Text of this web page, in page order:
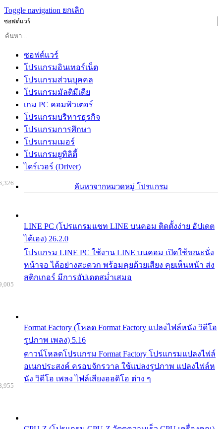
Toggle navigation ยกเลิก
ซอฟต์แวร์
ซอฟต์แวร์
โปรแกรมอินเทอร์เน็ต
โปรแกรมส่วนบุคคล
โปรแกรมมัลติมีเดีย
เกม PC คอมพิวเตอร์
โปรแกรมบริหารธุรกิจ
โปรแกรมการศึกษา
โปรแกรมเมอร์
โปรแกรมยูทิลิตี้
ไดร์เวอร์ (Driver)
ค้นหาจากหมวดหมู่ โปรแกรม
LINE PC (โปรแกรมแชท LINE บนคอม ติดตั้งง่าย อัปเดต
ได้เอง) 26.2.0
โปรแกรม LINE PC ใช้งาน LINE บนคอม เปิดใช้ขณะนั่ง
หน้าจอ ได้อย่างสะดวก พร้อมคุยด้วยเสียง คุยเห็นหน้า ส่ง
สติกเกอร์ มีการอัปเดตสม่ำเสมอ
Format Factory (โหลด Format Factory แปลงไฟล์หนัง วิดีโอ
รูปภาพ เพลง) 5.16
ดาวน์โหลดโปรแกรม Format Factory โปรแกรมแปลงไฟล์
อเนกประสงค์ ครอบจักรวาล ใช้แปลงรูปภาพ แปลงไฟล์ห
นัง วิดีโอ เพลง ไฟล์เสียงออดิโอ ต่าง ๆ